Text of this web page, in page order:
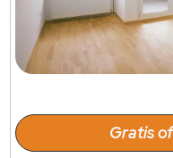
Gratis